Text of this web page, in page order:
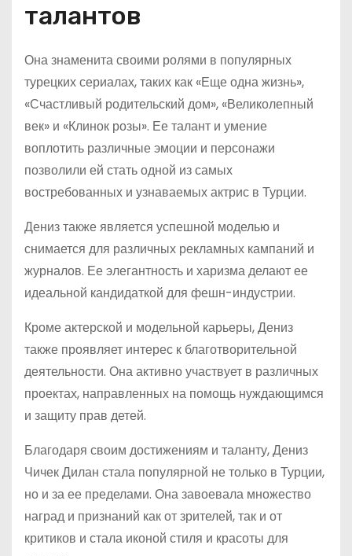
талантов
Она знаменита своими ролями в популярных
турецких сериалах, таких как «Еще одна жизнь»,
«Счастливый родительский дом», «Великолепный
век» и «Клинок розы». Ее талант и умение
воплотить различные эмоции и персонажи
позволили ей стать одной из самых
востребованных и узнаваемых актрис в Турции.
Дениз также является успешной моделью и
снимается для различных рекламных кампаний и
журналов. Ее элегантность и харизма делают ее
идеальной кандидаткой для фешн-индустрии.
Кроме актерской и модельной карьеры, Дениз
также проявляет интерес к благотворительной
деятельности. Она активно участвует в различных
проектах, направленных на помощь нуждающимся
и защиту прав детей.
Благодаря своим достижениям и таланту, Дениз
Чичек Дилан стала популярной не только в Турции,
но и за ее пределами. Она завоевала множество
наград и признаний как от зрителей, так и от
критиков и стала иконой стиля и красоты для